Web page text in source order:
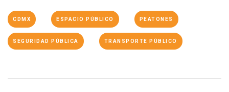
CDMX ESPACIO PÚBLICO PEATONES
SEGURIDAD PÚBLICA TRANSPORTE PÚBLICO